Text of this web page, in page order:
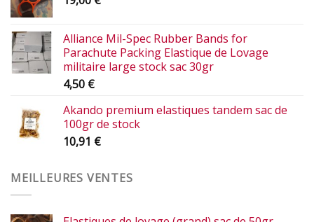
Alliance Mil-Spec Rubber Bands for
Parachute Packing Elastique de Lovage
militaire large stock sac 30gr
4,50 €
Akando premium elastiques tandem sac de
100gr de stock
10,91 €
MEILLEURES VENTES